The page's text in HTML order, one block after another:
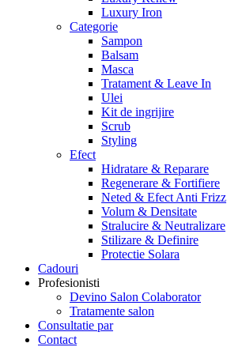
Luxury Iron
Categorie
Sampon
Balsam
Masca
Tratament & Leave In
Ulei
Kit de ingrijire
Scrub
Styling
Efect
Hidratare & Reparare
Regenerare & Fortifiere
Neted & Efect Anti Frizz
Volum & Densitate
Stralucire & Neutralizare
Stilizare & Definire
Protectie Solara
Cadouri
Profesionisti
Devino Salon Colaborator
Tratamente salon
Consultatie par
Contact